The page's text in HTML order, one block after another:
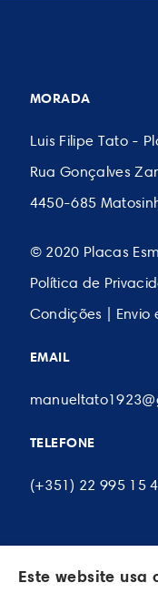
MORADA
Luis Filipe Tato -
Rua Gonçalves
4450-685
© 2020 Placas
Política de
Condições
Envio
EMAIL
TELEFONE
(+351) 22 995 15
A MINHA CONTA
Este website usa